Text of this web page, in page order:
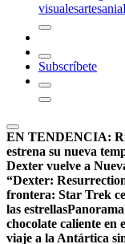
visualesartesania
Subscríbete
EN TENDENCIA:
estrena su nueva
Dexter vuelve a
“Dexter:
frontera: Star Trek
las estrellas
chocolate caliente en
viaje a la Antártica